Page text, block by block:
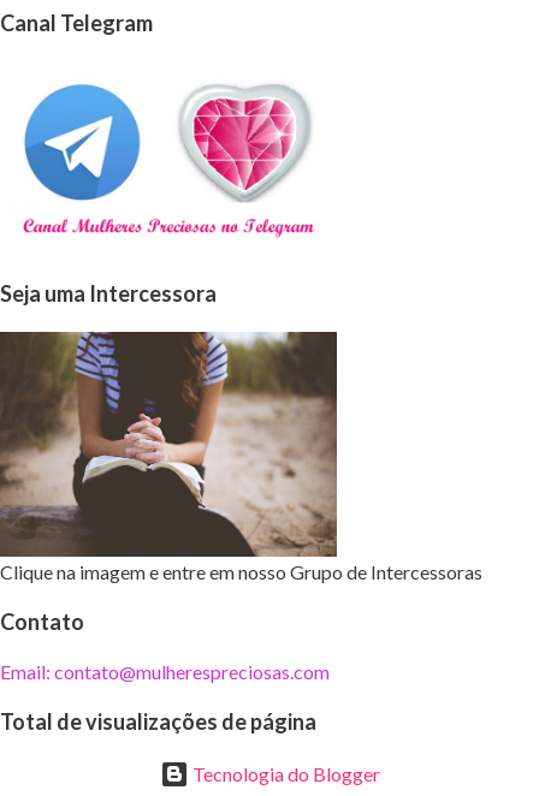
Canal Telegram
Seja uma Intercessora
Clique na imagem e entre em nosso Grupo de Intercessoras
Contato
Email: contato@mulherespreciosas.com
Total de visualizações de página
Tecnologia do Blogger